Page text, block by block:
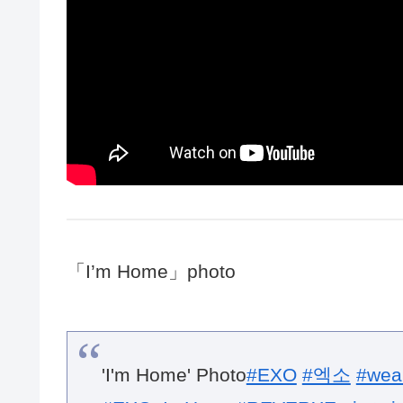
「I’m Home」photo
'I'm Home' Photo #EXO #엑소